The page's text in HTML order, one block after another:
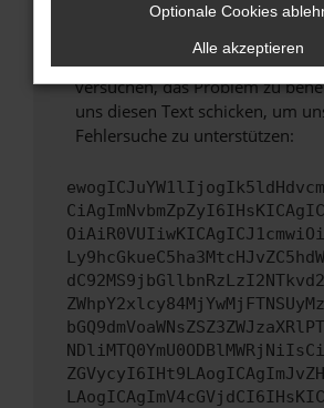
Wende dich an den
Wenn du alle oben genannten
hast, kontaktiere uns bitte. Wir
versuchen, das Problem zu
uns diesen Text schicken, um
Fehlersuche zu unterstützen:
Optionale Cookies
Alle akzeptieren